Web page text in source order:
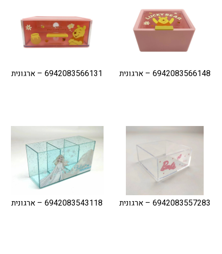
6942083566148 – ארגונית 6942083566131 – ארגונית
6942083557283 – ארגונית 6942083543118 – ארגונית